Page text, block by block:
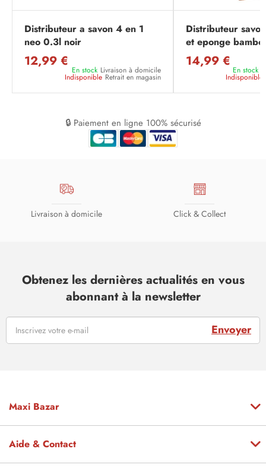
Distributeur a savon 4 en 1
neo 0.3l noir
12,99 €
En stock Livraison à domicile
Indisponible Retrait en magasin
Distributeur
et eponge
14,99 €
En stock
Indisponible
🔒 Paiement en ligne 100% sécurisé
Livraison à domicile Click & Collect
Obtenez les dernières actualités en vous
abonnant à la newsletter
Envoyer
Maxi Bazar
Aide & Contact